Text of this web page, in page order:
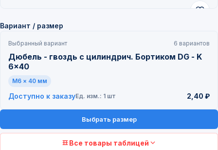
Вариант / размер
Выбранный вариант 6 вариантов
Дюбель - гвоздь с цилиндрич. Бортиком DG - K
6x40
M6 × 40 мм
Доступно к заказуЕд. изм.: 1 шт 2,40 ₽
Выбрать размер
Все товары таблицей